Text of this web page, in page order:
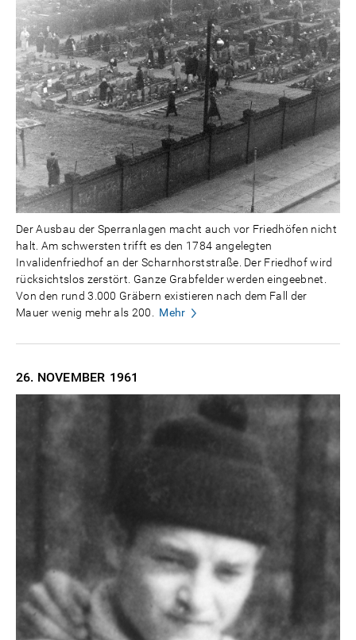
Der Ausbau der Sperranlagen macht auch vor Friedhöfen nicht
halt. Am schwersten trifft es den 1784 angelegten
Invalidenfriedhof an der Scharnhorststraße. Der Friedhof wird
rücksichtslos zerstört. Ganze Grabfelder werden eingeebnet.
Von den rund 3.000 Gräbern existieren nach dem Fall der
Mauer wenig mehr als 200.
Mehr
26. NOVEMBER 1961